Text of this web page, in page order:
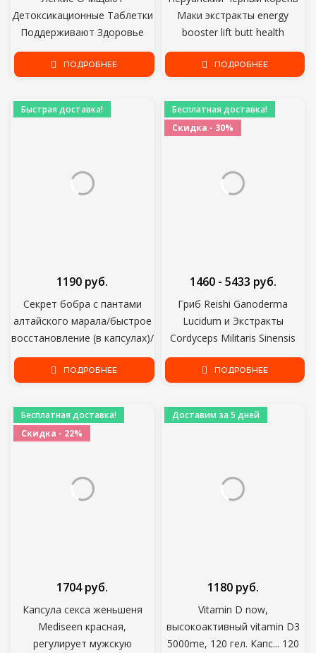
Детоксикационные Таблетки
Поддерживают Здоровье
Дыхательных Путей Слизь
Очищает Бросить Курить
Высотная Болезнь Веганская
капсула
ПОДРОБНЕЕ
Маки экстракты energy
booster lift butt health
improvement for men &amp;
women
ПОДРОБНЕЕ
Быстрая доставка!
Секрет бобра с пантами
алтайского марала/быстрое
восстановление (в капсулах)/
нитка бобра/витамины для
здоровья
1190 руб.
ПОДРОБНЕЕ
Бесплатная доставка!
Скидка - 30%
Гриб Reishi Ganoderma
Lucidum и Экстракты
Cordyceps Militaris Sinensis
Капсулы Энергетическая
Поддержка Улучшение
Системы
1460 - 5433 руб.
ПОДРОБНЕЕ
Бесплатная доставка!
Скидка - 22%
Капсула секса женьшеня
Mediseen красная,
регулирует мужскую
1704 руб.
Доставим за 5 дней
Vitamin D now,
высокоактивный vitamin D3
5000me, 120 гел. Капс... 120
1180 руб.